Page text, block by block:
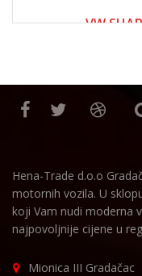
VW
Hena-Trade d.o.o
motornih vozila. U
koji Vam nudi moderna
najpovoljnije cijene u
Mionica III Gradačac